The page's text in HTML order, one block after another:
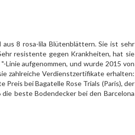
8 rosa-lila Blütenblättern. Sie ist sehr
resistente gegen Krankheiten, hat sie
Linie aufgenommen, und wurde 2015 von
zahlreiche Verdienstzertifikate erhalten:
Preis bei Bagatelle Rose Trials (Paris), der
beste Bodendecker bei den Barcelona